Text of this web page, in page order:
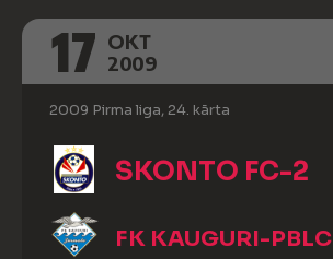
17 OKT
2009
2009 Pirma liga, 24. kārta
SKONTO FC-2
FK KAUGURI-PBLC